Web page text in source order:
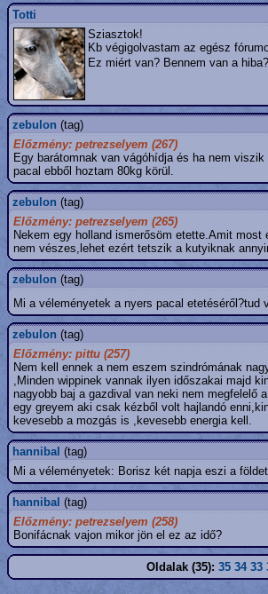
Totti
Sziasztok!
Kb végigolvastam az egész
Ez miért van? Bennem van a hiba?
zebulon (tag)
Előzmény: petrezselyem (267)
Egy barátomnak van vágóhídja és ha nem
pacal ebből hoztam 80kg körül.
zebulon (tag)
Előzmény: petrezselyem (265)
Nekem egy holland ismerősöm etette.Amit
nem vészes,lehet ezért tetszik a kutyiknak
zebulon (tag)
Mi a véleményetek a nyers pacal
zebulon (tag)
Előzmény: pittu (257)
Nem kell ennek a nem eszem szindrómának
,Minden wippinek vannak ilyen időszakai majd
nagyobb baj a gazdival van neki nem megfelelő
egy greyem aki csak kézből volt hajlandó
kevesebb a mozgás is ,kevesebb energia kell.
hannibal (tag)
Mi a véleményetek: Borisz két napja eszi a
hannibal (tag)
Előzmény: petrezselyem (258)
Bonifácnak vajon mikor jön el ez az idő?
Oldalak (35): 35 34 33